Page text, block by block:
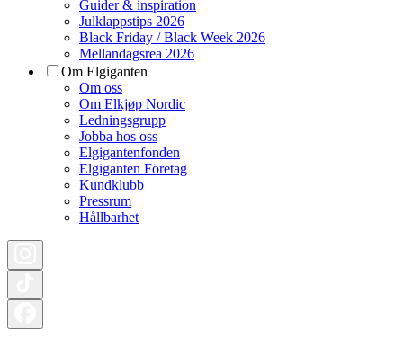
Guider & inspiration
Julklappstips 2026
Black Friday / Black Week 2026
Mellandagsrea 2026
Om Elgiganten
Om oss
Om Elkjøp Nordic
Ledningsgrupp
Jobba hos oss
Elgigantenfonden
Elgiganten Företag
Kundklubb
Pressrum
Hållbarhet